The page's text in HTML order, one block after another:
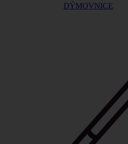
DÝMOVNICE